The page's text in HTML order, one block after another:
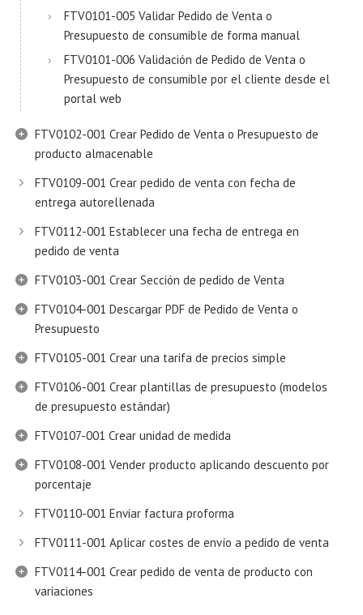
FTV0101-005 Validar Pedido de Venta o
Presupuesto de consumible de forma manual
FTV0101-006 Validación de Pedido de Venta o
Presupuesto de consumible por el cliente desde el
portal web
FTV0102-001 Crear Pedido de Venta o Presupuesto de
producto almacenable
FTV0109-001 Crear pedido de venta con fecha de
entrega autorellenada
FTV0112-001 Establecer una fecha de entrega en
pedido de venta
FTV0103-001 Crear Sección de pedido de Venta
FTV0104-001 Descargar PDF de Pedido de Venta o
Presupuesto
FTV0105-001 Crear una tarifa de precios simple
FTV0106-001 Crear plantillas de presupuesto (modelos
de presupuesto estándar)
FTV0107-001 Crear unidad de medida
FTV0108-001 Vender producto aplicando descuento por
porcentaje
FTV0110-001 Enviar factura proforma
FTV0111-001 Aplicar costes de envío a pedido de venta
FTV0114-001 Crear pedido de venta de producto con
variaciones